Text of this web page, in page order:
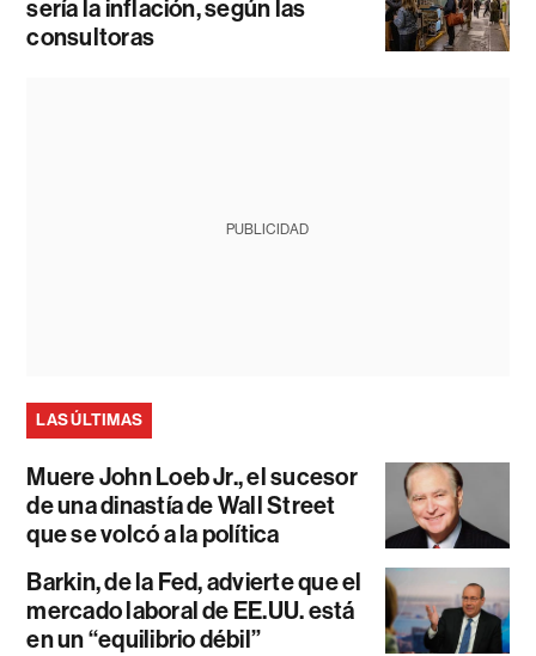
sería la inflación, según las
consultoras
PUBLICIDAD
LAS ÚLTIMAS
Muere John Loeb Jr., el sucesor
de una dinastía de Wall Street
que se volcó a la política
Barkin, de la Fed, advierte que el
mercado laboral de EE.UU. está
en un “equilibrio débil”